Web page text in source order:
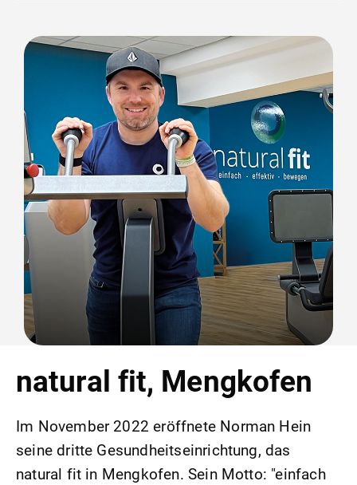
natural fit, Mengkofen
Im November 2022 eröffnete Norman Hein
seine dritte Gesundheitseinrichtung, das
natural fit in Mengkofen. Sein Motto: "einfach